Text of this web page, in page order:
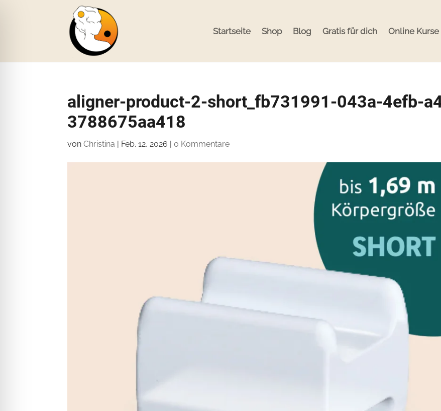
Startseite Shop Blog Gratis für dich Online Kurse
aligner-product-2-short_fb731991-043a-4efb-
3788675aa418
vonChristina | Feb. 12, 2026 | 0 Kommentare